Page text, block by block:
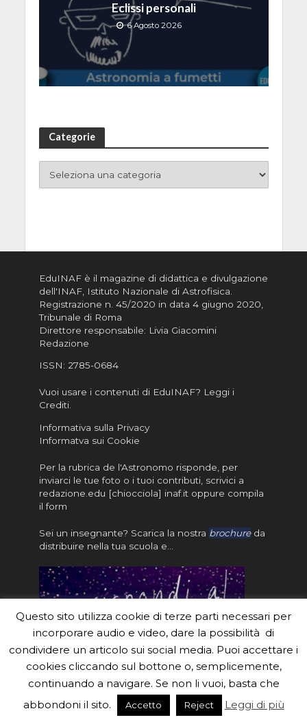
Eclissi personali
6 Agosto 2026
Categorie
EduINAF è il magazine di didattica e divulgazione
dell'INAF, Istituto Nazionale di Astrofisica
Registrazione n. 45/2020 in data 4 giugno 2020,
Tribunale di Roma
Direttore responsabile: Livia Giacomini
Redazione
ISSN: 2785-0684
Vuoi usare i contenuti di EduINAF? Leggi i
Crediti.
Informativa sulla Privacy
Informatva sui Cookie
Per la rubrica de l'Astronomo risponde, per
inviarci le tue foto o i tuoi contributi, scrivici a
redazione.edu [chiocciola] inaf.it oppure compila
il form
Sei un insegnante? Scarica la nostra brochureda
distribuire nella tua scuola e…
#eduinaf #inaf #astronomyforabetterworld.
Theme created byMeks. Powered byWordPress
Questo sito utilizza cookie di terze parti necessari per
incorporare audio e video, dare la possibilità di
condividere un articolo sui social media. Puoi accettare i
cookies cliccando sul bottone o, semplicemente,
continuando a navigare. Se non li vuoi, basta che
abbondoni il sito.
Accetto Reject Leggi di più